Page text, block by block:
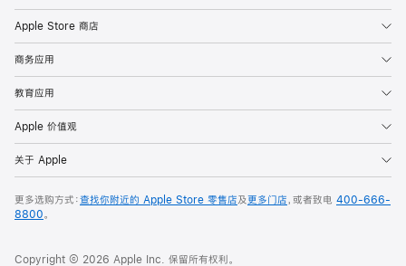
Apple Store 商店
商务应用
教育应用
Apple 价值观
关于 Apple
更多选购方式：查找你附近的 Apple Store 零售店及更多门店，或者致电 400-666-
8800。
Copyright © 2026 Apple Inc. 保留所有权利。